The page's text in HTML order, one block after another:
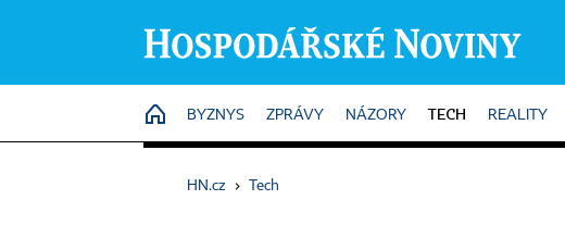
HOME
BYZNYS ZPRÁVY NÁZORY TECH REALITY
HN.cz › Tech